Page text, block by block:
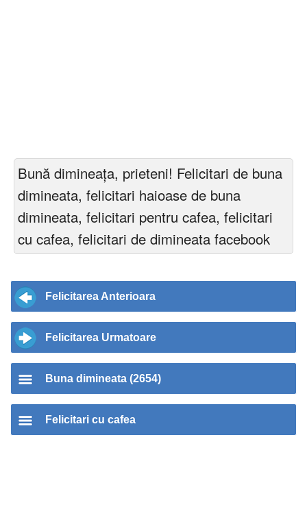
Bună dimineața, prieteni! Felicitari de buna
dimineata, felicitari haioase de buna
dimineata, felicitari pentru cafea, felicitari
cu cafea, felicitari de dimineata facebook
Felicitarea Anterioara
Felicitarea Urmatoare
Buna dimineata (2654)
Felicitari cu cafea